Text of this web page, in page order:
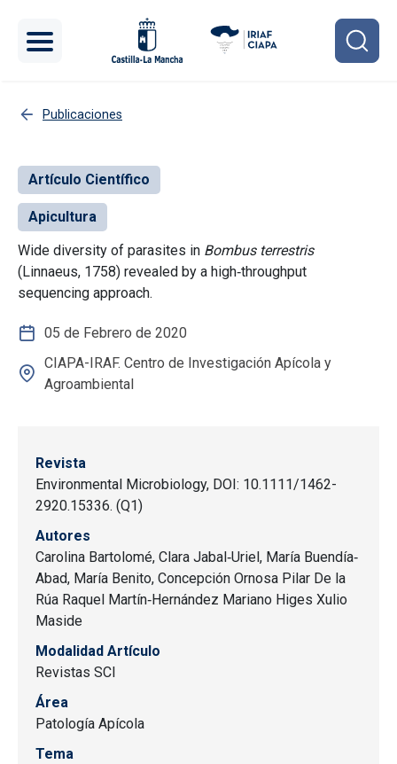
Publicaciones
Artículo Científico
Apicultura
Wide diversity of parasites in Bombus terrestris
(Linnaeus, 1758) revealed by a high‐throughput
sequencing approach.
05 de Febrero de 2020
CIAPA-IRAF. Centro de Investigación Apícola y
Agroambiental
Revista
Environmental Microbiology, DOI: 10.1111/1462-
2920.15336. (Q1)
Autores
Carolina Bartolomé, Clara Jabal‐Uriel, María Buendía‐
Abad, María Benito, Concepción Ornosa Pilar De la
Rúa Raquel Martín‐Hernández Mariano Higes Xulio
Maside
Modalidad Artículo
Revistas SCI
Área
Patología Apícola
Tema